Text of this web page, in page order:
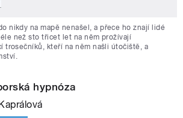
nikdy na mapě nenašel, a přece ho znají lidé
než sto třicet let na něm prožívají
trosečníků, kteří na něm našli útočiště, a
hypnóza